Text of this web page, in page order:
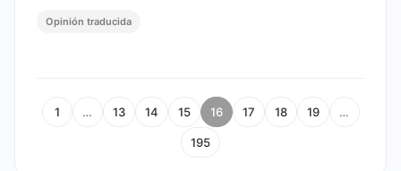
Opinión traducida
1 … 13 14 15 16 17 18 19 …
195